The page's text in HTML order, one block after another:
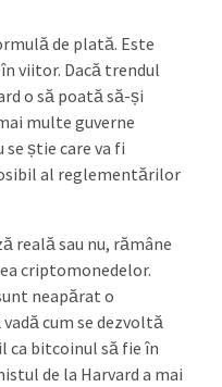
de plată. Este
viitor. Dacă trendul
o să poată să-și
multe guverne
știe care va fi
al reglementărilor
reală sau nu, rămâne
criptomonedelor.
neapărat o
cum se dezvoltă
ca bitcoinul să fie în
de la Harvard a mai